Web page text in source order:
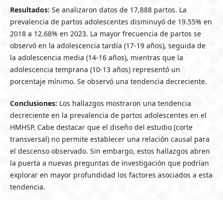
Resultados:Se analizaron datos de 17,888 partos. La
prevalencia de partos adolescentes disminuyó de 19.55% en
2018 a 12.68% en 2023. La mayor frecuencia de partos se
observó en la adolescencia tardía (17-19 años), seguida de
la adolescencia media (14-16 años), mientras que la
adolescencia temprana (10-13 años) representó un
porcentaje mínimo. Se observó una tendencia decreciente.
Conclusiones:Los hallazgos mostraron una tendencia
decreciente en la prevalencia de partos adolescentes en el
HMHSP. Cabe destacar que el diseño del estudio (corte
transversal) no permite establecer una relación causal para
el descenso observado. Sin embargo, estos hallazgos abren
la puerta a nuevas preguntas de investigación que podrían
explorar en mayor profundidad los factores asociados a esta
tendencia.